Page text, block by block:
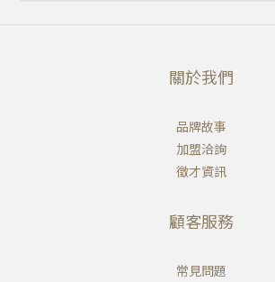
關於我們
品牌故事
加盟洽詢
徵才資訊
顧客服務
常見問題